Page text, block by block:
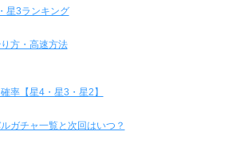
星3ランキング
方・高速方法
率【星4・星3・星2】
ガチャ一覧と次回はいつ？